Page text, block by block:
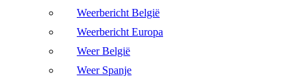
Weerbericht België
Weerbericht Europa
Weer België
Weer Spanje